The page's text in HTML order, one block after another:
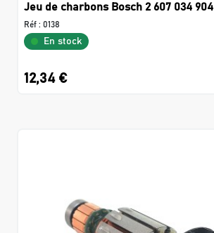
Jeu de charbons Bosch 2 607 034 904
Réf : 0138
En stock
12,34 €